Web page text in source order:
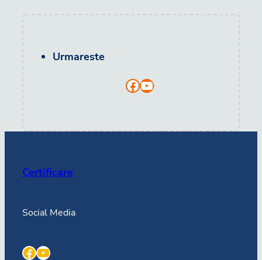
Urmareste
Facebook YouTube
Certificare
Social Media
Facebook YouTube